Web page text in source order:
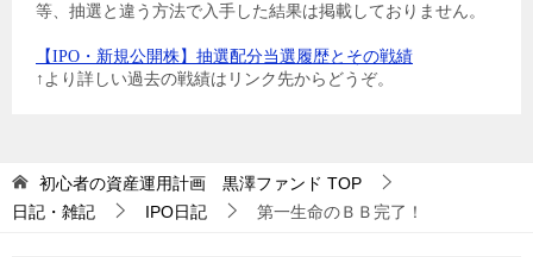
等、抽選と違う方法で入手した結果は掲載しておりません。
【IPO・新規公開株】抽選配分当選履歴とその戦績
↑より詳しい過去の戦績はリンク先からどうぞ。
初心者の資産運用計画 黒澤ファンド TOP
日記・雑記
IPO日記 第一生命のＢＢ完了！